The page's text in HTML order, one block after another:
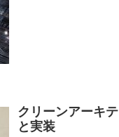
クリーンアーキ
と実装